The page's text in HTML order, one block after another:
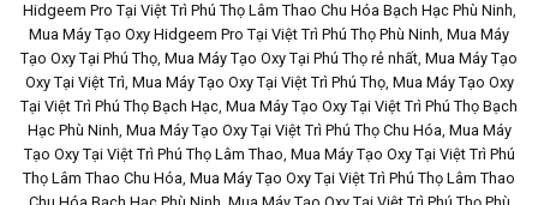
Hidgeem Pro Tại Việt Trì Phú Thọ Lâm Thao Chu Hóa Bạch Hạc Phù Ninh,
Mua Máy Tạo Oxy Hidgeem Pro Tại Việt Trì Phú Thọ Phù Ninh, Mua Máy
Tạo Oxy Tại Phú Thọ, Mua Máy Tạo Oxy Tại Phú Thọ rẻ nhất, Mua Máy Tạo
Oxy Tại Việt Trì, Mua Máy Tạo Oxy Tại Việt Trì Phú Thọ, Mua Máy Tạo Oxy
Tại Việt Trì Phú Thọ Bạch Hạc, Mua Máy Tạo Oxy Tại Việt Trì Phú Thọ Bạch
Hạc Phù Ninh, Mua Máy Tạo Oxy Tại Việt Trì Phú Thọ Chu Hóa, Mua Máy
Tạo Oxy Tại Việt Trì Phú Thọ Lâm Thao, Mua Máy Tạo Oxy Tại Việt Trì Phú
Thọ Lâm Thao Chu Hóa, Mua Máy Tạo Oxy Tại Việt Trì Phú Thọ Lâm Thao